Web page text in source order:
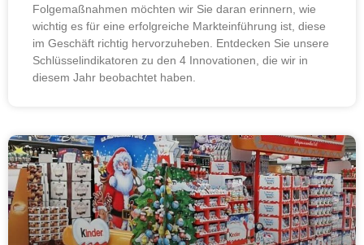
Folgemaßnahmen möchten wir Sie daran erinnern, wie
wichtig es für eine erfolgreiche Markteinführung ist, diese
im Geschäft richtig hervorzuheben. Entdecken Sie unsere
Schlüsselindikatoren zu den 4 Innovationen, die wir in
diesem Jahr beobachtet haben.